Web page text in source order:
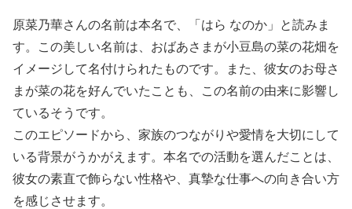
原菜乃華さんの名前は本名で、「はら なのか」と読みま
す。この美しい名前は、おばあさまが小豆島の菜の花畑を
イメージして名付けられたものです。また、彼女のお母さ
まが菜の花を好んでいたことも、この名前の由来に影響し
ているそうです。
このエピソードから、家族のつながりや愛情を大切にして
いる背景がうかがえます。本名での活動を選んだことは、
彼女の素直で飾らない性格や、真摯な仕事への向き合い方
を感じさせます。